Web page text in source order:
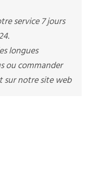
service 7 jours
longues
ou commander
notre site web